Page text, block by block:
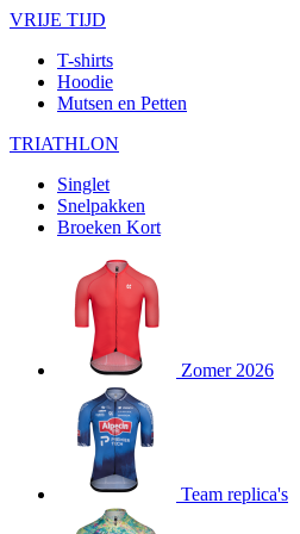
VRIJE TIJD
T-shirts
Hoodie
Mutsen en Petten
TRIATHLON
Singlet
Snelpakken
Broeken Kort
Zomer 2026
Team replica's